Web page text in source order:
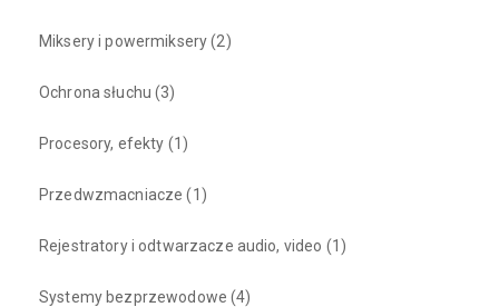
Miksery i powermiksery(2)
Ochrona słuchu (3)
Procesory, efekty (1)
Przedwzmacniacze (1)
Rejestratory i odtwarzacze audio, video (1)
Systemy bezprzewodowe (4)